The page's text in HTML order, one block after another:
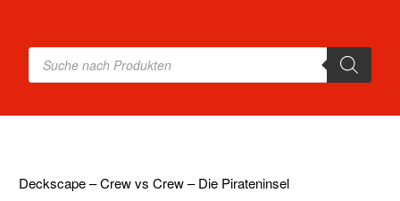
Products
search
Deckscape – Crew vs Crew – Die Pirateninsel